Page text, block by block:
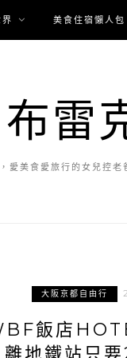
美食住宿懶人包
布雷
愛美食愛旅行的女兒控
大阪京都自由行
飯店
地鐵站只要